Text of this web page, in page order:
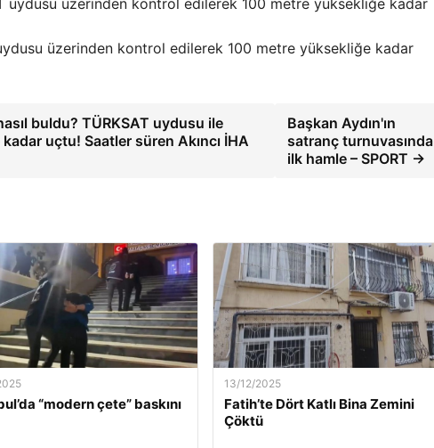
üzerinden kontrol edilerek 100 metre yüksekliğe kadar
buldu? TÜRKSAT uydusu ile
uçtu! Saatler süren Akıncı İHA
Başkan Aydın'ın
satranç turnuvasında
ilk hamle – SPORT →
“modern çete” baskını
13/12/2025
Fatih’te Dört Katlı Bina Zemini
Çöktü